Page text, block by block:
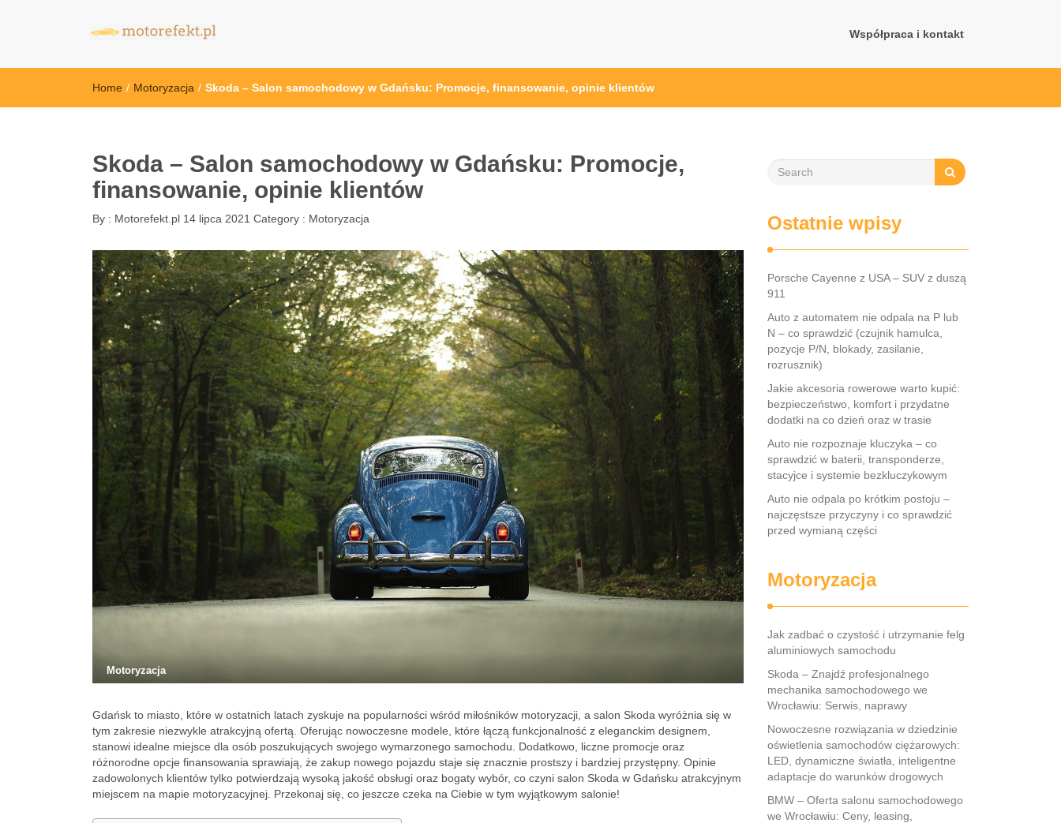
Współpraca i kontakt
Home / Motoryzacja / Skoda – Salon samochodowy w Gdańsku: Promocje, finansowanie, opinie klientów
Skoda – Salon samochodowy w Gdańsku: Promocje,
finansowanie, opinie klientów
By : Motorefekt.pl 14 lipca 2021 Category : Motoryzacja
Motoryzacja
Gdańsk to miasto, które w ostatnich latach zyskuje na popularności wśród miłośników motoryzacji, a salon Skoda wyróżnia się w
tym zakresie niezwykle atrakcyjną ofertą. Oferując nowoczesne modele, które łączą funkcjonalność z eleganckim designem,
stanowi idealne miejsce dla osób poszukujących swojego wymarzonego samochodu. Dodatkowo, liczne promocje oraz
różnorodne opcje finansowania sprawiają, że zakup nowego pojazdu staje się znacznie prostszy i bardziej przystępny. Opinie
zadowolonych klientów tylko potwierdzają wysoką jakość obsługi oraz bogaty wybór, co czyni salon Skoda w Gdańsku atrakcyjnym
miejscem na mapie motoryzacyjnej. Przekonaj się, co jeszcze czeka na Ciebie w tym wyjątkowym salonie!
Ostatnie wpisy
Porsche Cayenne z USA – SUV z duszą
911
Auto z automatem nie odpala na P lub
N – co sprawdzić (czujnik hamulca,
pozycje P/N, blokady, zasilanie,
rozrusznik)
Jakie akcesoria rowerowe warto kupić:
bezpieczeństwo, komfort i przydatne
dodatki na co dzień oraz w trasie
Auto nie rozpoznaje kluczyka – co
sprawdzić w baterii, transponderze,
stacyjce i systemie bezkluczykowym
Auto nie odpala po krótkim postoju –
najczęstsze przyczyny i co sprawdzić
przed wymianą części
Motoryzacja
Jak zadbać o czystość i utrzymanie felg
aluminiowych samochodu
Skoda – Znajdź profesjonalnego
mechanika samochodowego we
Wrocławiu: Serwis, naprawy
Nowoczesne rozwiązania w dziedzinie
oświetlenia samochodów ciężarowych:
LED, dynamiczne światła, inteligentne
adaptacje do warunków drogowych
BMW – Oferta salonu samochodowego
we Wrocławiu: Ceny, leasing,